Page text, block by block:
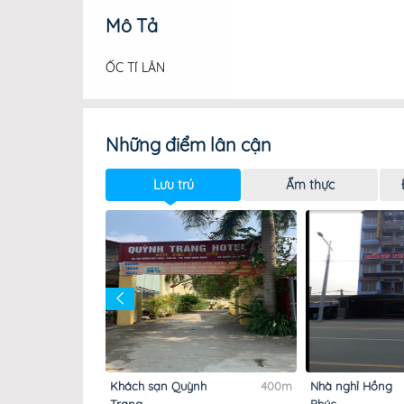
Mô Tả
ỐC TÍ LÂN
Những điểm lân cận
Lưu trú Ẩm thực
Khách sạn Quỳnh
400m
Nhà nghỉ Hồng